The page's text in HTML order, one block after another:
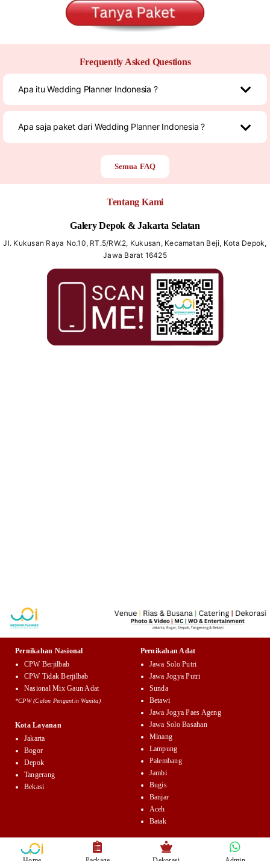
Frequently Asked Questions
Apa itu Wedding Planner Indonesia ?
Apa saja paket dari Wedding Planner Indonesia ?
Semua FAQ
Tentang Kami
Galery Depok & Jakarta Selatan
Jl. Kukusan Raya No.10, RT.5/RW.2, Kukusan, Kecamatan Beji, Kota Depok,
Jawa Barat 16425
Pernikahan Nasional
CPW Berjilbab
CPW Tidak Berjilbab
Nasional Mix Gaun Adat
*CPW (Calon Pengantin Wanita)
Kota Layanan
Jakarta
Bogor
Depok
Tangerang
Bekasi
Pernikahan Adat
Jawa Solo Putri
Jawa Jogya Putri
Sunda
Betawi
Jawa Jogya Paes Ageng
Jawa Solo Basahan
Minang
Lampung
Palembang
Jambi
Bugis
Banjar
Aceh
Batak